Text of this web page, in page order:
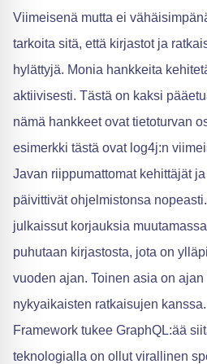
Viimeisenä mutta ei
tarkoita sitä, että kirjastot ja
hylättyjä. Monia hankkeita
aktiivisesti. Tästä on kaksi
nämä hankkeet ovat tietoturvan
esimerkki tästä ovat log4j:n
Javan riippumattomat kehittäjät
päivittivät ohjelmistonsa
julkaissut korjauksia
puhutaan kirjastosta, jota on
vuoden ajan. Toinen asia on
nykyaikaisten ratkaisujen
Framework tukee GraphQL:ää
teknologialla on ollut virallinen